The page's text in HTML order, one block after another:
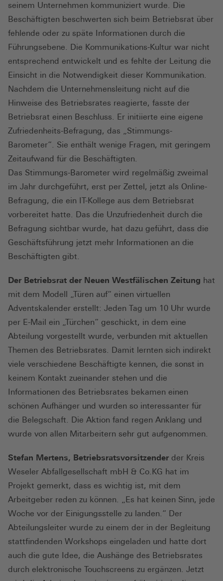
seinem Unternehmen kommuniziert wurde. Die
Beschäftigten beschwerten sich beim Betriebsrat über
fehlende oder zu späte Informationen durch die
Führungsebene. Die Kommunikations-Kultur war nicht
entsprechend entwickelt und es fehlte der Leitung die
Einsicht in die Notwendigkeit dieser Kommunikation.
Nachdem die Unternehmensleitung nicht auf die
Hinweise des Betriebsrates reagierte, fasste der
Betriebsrat einen Beschluss. Er initiierte eine eigene
Zufriedenheits-Befragung, das „Stimmungs-
Barometer“. Sie enthält wenige Fragen, mit geringem
Zeitaufwand für die Beschäftigten.
Das Stimmungs-Barometer wird regelmäßig zweimal
im Jahr durchgeführt, erst per Zettel, jetzt als Online-
Befragung, die ein IT-Kollege aus dem Betriebsrat
vorbereitet hatte. Das die Unzufriedenheit durch die
Befragung sichtbar wurde, hat dazu geführt, dass die
Geschäftsführung jetzt mehr Informationen an die
Beschäftigten gibt.
Der Betriebsrat der Neuen Westfälischen Zeitung hat
mit dem Modell „Türen auf“ einen virtuellen
Adventskalender erstellt: Jeden Tag um 10 Uhr wurde
per E-Mail ein „Türchen“ geschickt, in dem eine
Abteilung vorgestellt wurde, verbunden mit aktuellen
Themen des Betriebsrates. Damit lernten sich indirekt
viele verschiedene Beschäftigte kennen, die sonst in
keinem Kontakt zueinander stehen und die
Informationen des Betriebsrates bekamen einen
schönen Aufhänger und wurden so interessanter für
die Belegschaft. Die Aktion fand regen Anklang und
wurde von allen Mitarbeitern sehr gut aufgenommen.
Stefan Mertens, Betriebsratsvorsitzender der Kreis
Weseler Abfallgesellschaft mbH & Co.KG hat im
Projekt gemerkt, dass es wichtig ist, mit dem
Arbeitgeber reden zu können. „Es hat keinen Sinn, jede
Woche vor der Einigungsstelle zu landen.“ Der
Abteilungsleiter wurde zu einem der in der Begleitung
stattfindenden Workshops eingeladen und hatte dort
auch die gute Idee, die Aushänge des Betriebsrates
durch elektronische Touchscreens zu ergänzen. Jetzt